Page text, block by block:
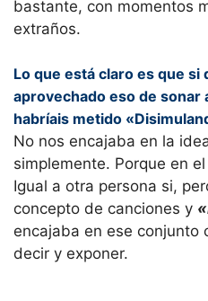
bastante, con momentos
extraños.
Lo que está claro es que si
aprovechado eso de sonar
habríais metido
No nos encajaba en la
simplemente. Porque en
Igual a otra persona si,
concepto de canciones y
encajaba en ese conjunto
decir y exponer.